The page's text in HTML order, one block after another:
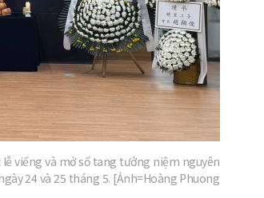
viếng và mở sổ tang tưởng niệm nguyên
24 và 25 tháng 5. [Ảnh=Hoàng Phuong